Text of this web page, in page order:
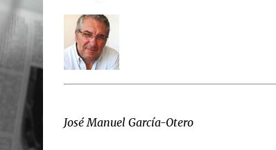
José Manuel García-Otero